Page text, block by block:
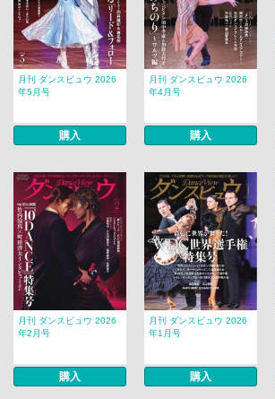
月刊 ダンスビュウ 2026
年5月号
購入
月刊 ダンスビュウ 2026
年4月号
購入
月刊 ダンスビュウ 2026
年2月号
購入
月刊 ダンスビュウ 2026
年1月号
購入